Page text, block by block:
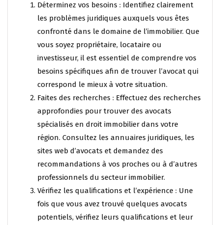
Déterminez vos besoins : Identifiez clairement
les problèmes juridiques auxquels vous êtes
confronté dans le domaine de l’immobilier. Que
vous soyez propriétaire, locataire ou
investisseur, il est essentiel de comprendre vos
besoins spécifiques afin de trouver l’avocat qui
correspond le mieux à votre situation.
Faites des recherches : Effectuez des recherches
approfondies pour trouver des avocats
spécialisés en droit immobilier dans votre
région. Consultez les annuaires juridiques, les
sites web d’avocats et demandez des
recommandations à vos proches ou à d’autres
professionnels du secteur immobilier.
Vérifiez les qualifications et l’expérience : Une
fois que vous avez trouvé quelques avocats
potentiels, vérifiez leurs qualifications et leur